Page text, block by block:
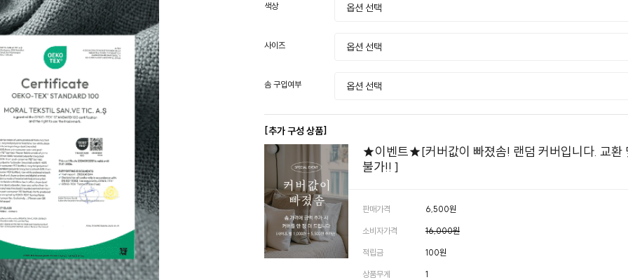
색상
사이즈
솜 구입여부
[추가 구성 상품]
★이벤트★[커버값이 빠졌솜! 랜덤 커버입니다. 교환
불가!! ]
판매가격 6,500원
소비자가격 16,000원
적립금 100원
상품무게 1